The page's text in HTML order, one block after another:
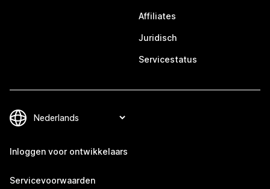
Affiliates
Juridisch
Servicestatus
Inloggen voor ontwikkelaars
Servicevoorwaarden